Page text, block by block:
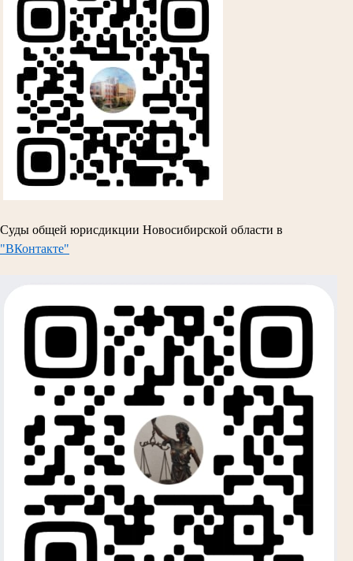
Суды общей юрисдикции Новосибирской области в
"ВКонтакте"